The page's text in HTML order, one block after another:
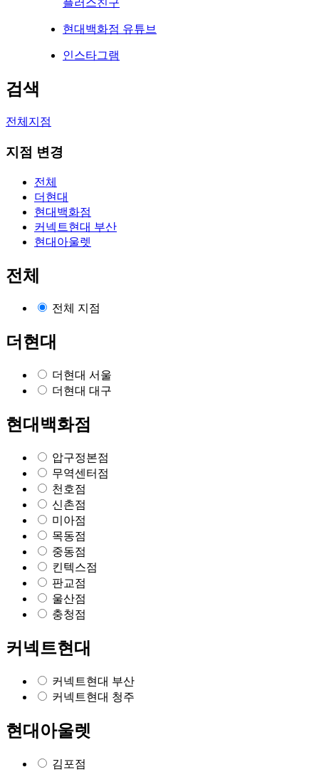
플러스친구
현대백화점 유튜브
인스타그램
검색
전체지점
지점 변경
전체
더현대
현대백화점
커넥트현대 부산
현대아울렛
전체
전체 지점
더현대
더현대 서울
더현대 대구
현대백화점
압구정본점
무역센터점
천호점
신촌점
미아점
목동점
중동점
킨텍스점
판교점
울산점
충청점
커넥트현대
커넥트현대 부산
커넥트현대 청주
현대아울렛
김포점